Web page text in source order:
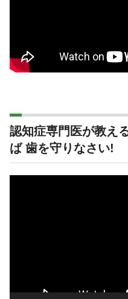
認知症専門医が教え
ば 歯を守りなさい!